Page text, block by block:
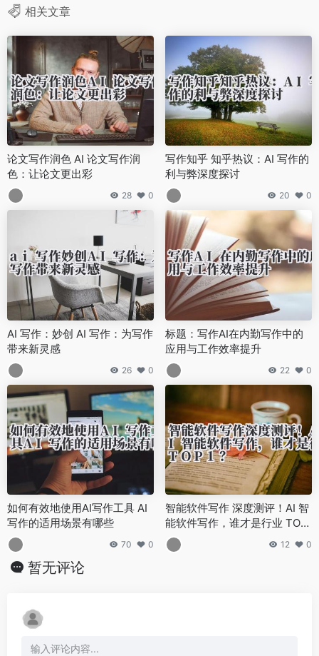
相关文章
论文写作润色 AI 论文写作润
色：让论文更出彩
28 0
写作知乎 知乎热议：AI 写作的
利与弊深度探讨
20 0
AI 写作：妙创 AI 写作：为写作
带来新灵感
26 0
标题：写作AI在内勤写作中的
应用与工作效率提升
22 0
如何有效地使用AI写作工具 AI
写作的适用场景有哪些
70 0
智能软件写作 深度测评！AI 智
能软件写作，谁才是行业 TOP
1？
12 0
暂无评论